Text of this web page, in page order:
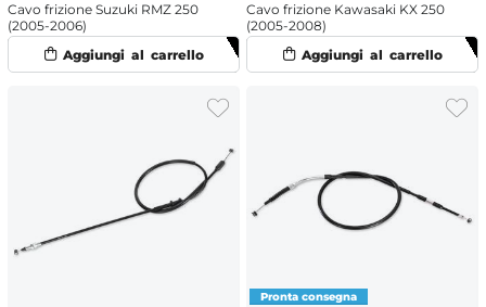
Cavo frizione Suzuki RMZ 250
(2005-2006)
Cavo frizione Kawasaki KX 250
(2005-2008)